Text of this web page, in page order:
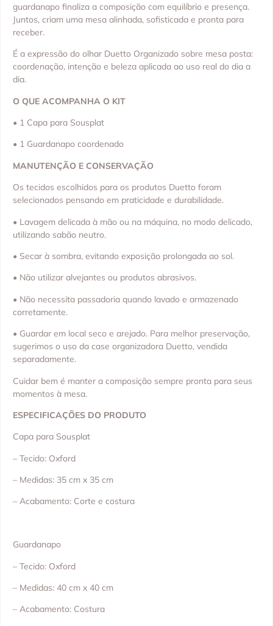
guardanapo finaliza a composição com equilíbrio e presença.
Juntos, criam uma mesa alinhada, sofisticada e pronta para
receber.
É a expressão do olhar Duetto Organizado sobre mesa posta:
coordenação, intenção e beleza aplicada ao uso real do dia a
dia.
O QUE ACOMPANHA O KIT
• 1 Capa para Sousplat
• 1 Guardanapo coordenado
MANUTENÇÃO E CONSERVAÇÃO
Os tecidos escolhidos para os produtos Duetto foram
selecionados pensando em praticidade e durabilidade.
• Lavagem delicada à mão ou na máquina, no modo delicado,
utilizando sabão neutro.
• Secar à sombra, evitando exposição prolongada ao sol.
• Não utilizar alvejantes ou produtos abrasivos.
• Não necessita passadoria quando lavado e armazenado
corretamente.
• Guardar em local seco e arejado. Para melhor preservação,
sugerimos o uso da case organizadora Duetto, vendida
separadamente.
Cuidar bem é manter a composição sempre pronta para seus
momentos à mesa.
ESPECIFICAÇÕES DO PRODUTO
Capa para Sousplat
– Tecido: Oxford
– Medidas: 35 cm x 35 cm
– Acabamento: Corte e costura
Guardanapo
– Tecido: Oxford
– Medidas: 40 cm x 40 cm
– Acabamento: Costura